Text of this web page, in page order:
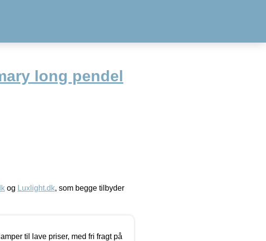
long pendel
og Luxlight.dk, som begge tilbyder
til lave priser, med fri fragt på